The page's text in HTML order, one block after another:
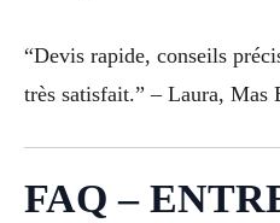
“Devis rapide, conseils
très satisfait.” – Laura, Mas
FAQ –